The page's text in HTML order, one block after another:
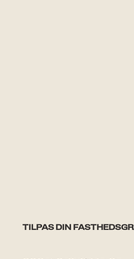
TILPAS DIN